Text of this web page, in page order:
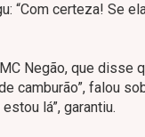
“Com certeza! Se
Negão, que disse
camburão”, falou
lá”, garantiu.